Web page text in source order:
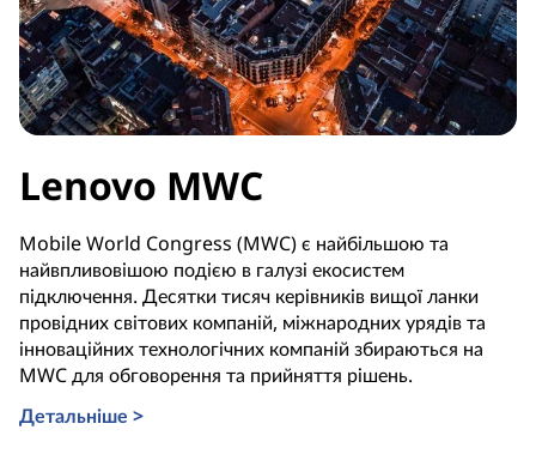
Lenovo MWC
Mobile World Congress (MWC) є найбільшою та
найвпливовішою подією в галузі екосистем
підключення. Десятки тисяч керівників вищої ланки
провідних світових компаній, міжнародних урядів та
інноваційних технологічних компаній збираються на
MWC для обговорення та прийняття рішень.
Детальніше >